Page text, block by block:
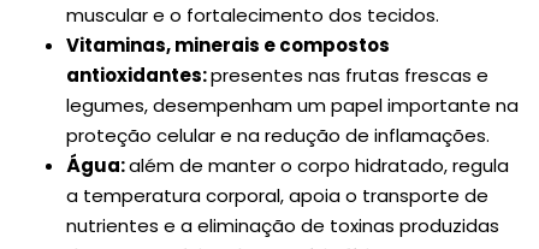
muscular e o fortalecimento dos tecidos.
Vitaminas, minerais e compostos
antioxidantes:presentes nas frutas frescas e
legumes, desempenham um papel importante na
proteção celular e na redução de inflamações.
Água:além de manter o corpo hidratado, regula
a temperatura corporal, apoia o transporte de
nutrientes e a eliminação de toxinas produzidas